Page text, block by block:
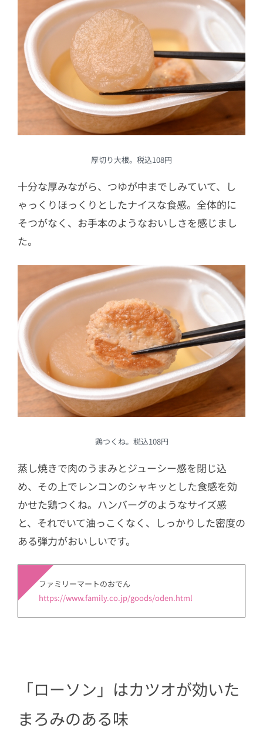
厚切り大根。税込108円
十分な厚みながら、つゆが中までしみていて、し
ゃっくりほっくりとしたナイスな食感。全体的に
そつがなく、お手本のようなおいしさを感じまし
た。
鶏つくね。税込108円
蒸し焼きで肉のうまみとジューシー感を閉じ込
め、その上でレンコンのシャキッとした食感を効
かせた鶏つくね。ハンバーグのようなサイズ感
と、それでいて油っこくなく、しっかりした密度の
ある弾力がおいしいです。
ファミリーマートのおでん
https://www.family.co.jp/goods/oden.html
「ローソン」はカツオが効いた
まろみのある味